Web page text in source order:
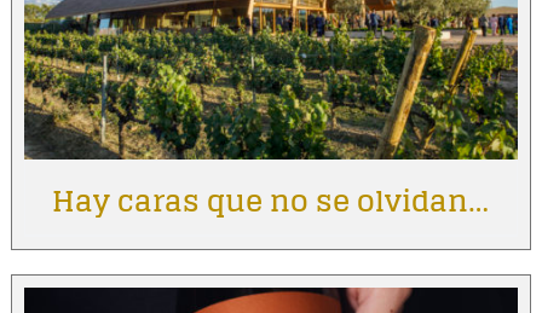
Hay caras que no se olvidan…